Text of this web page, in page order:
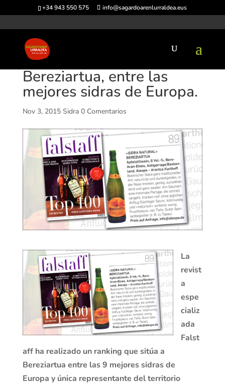
+34 943 550 575 info@sagardoarenlurraldea.eus
Bereziartua, entre las
mejores sidras de Europa.
Nov 3, 2015 Sidra 0 Comentarios
La
revist
a
espe
cializ
ada
Falst
aff ha realizado un ranking que sitúa a
Bereziartua entre las 9 mejores sidras de
Europa y única representante del territorio